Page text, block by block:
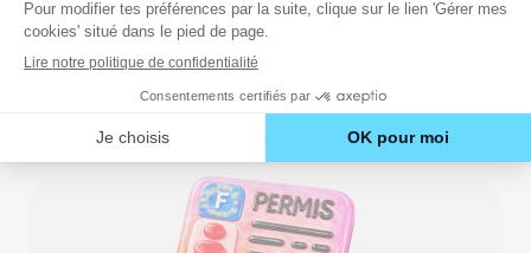
Voiture Simonepour réviser votre code de la route.
Pour la partie pratique, En Voiture Simone propose
un espacee-learningavec des conseils et
astuces pour progresser entre chaque leçon.